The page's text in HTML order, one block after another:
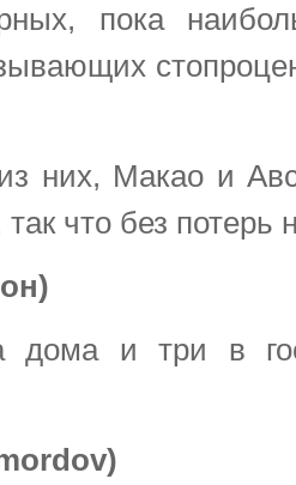
пока
них, Макао и
так что без потерь
дома и три в